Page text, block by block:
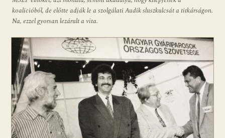
koalicióból, de előtte adják le a szolgálati Audik sluszkulcsát a titkárságon.
Na, ezzel gyorsan lezárult a vita.